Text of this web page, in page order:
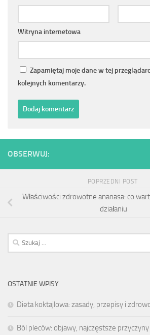
Witryna internetowa
Zapamiętaj moje dane w tej
kolejnych komentarzy.
OBSERWUJ:
POPRZEDNI POST
Właściwości zdrowotne ananasa: co
działaniu
Szukaj:
OSTATNIE WPISY
Dieta koktajlowa: zasady, przepisy i
Ból pleców: objawy, najczęstsze